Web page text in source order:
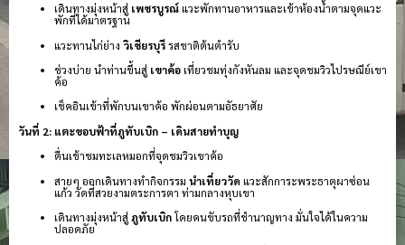
เดินทางมุ่งหน้าสู่ เพชรบูรณ์แวะพักทานอาหารและเข้าห้องน้ำตามจุดแวะ
พักที่ได้มาตรฐาน
แวะทานไก่ย่าง วิเชียรบุรีรสชาติต้นตำรับ
ช่วงบ่าย นำท่านขึ้นสู่ เขาค้อเที่ยวชมทุ่งกังหันลม และจุดชมวิวไปรษณีย์เขา
ค้อ
เช็คอินเข้าที่พักบนเขาค้อ พักผ่อนตามอัธยาศัย
วันที่ 2: แตะขอบฟ้าที่ภูทับเบิก – เดินสายทำบุญ
ตื่นเช้าชมทะเลหมอกที่จุดชมวิวเขาค้อ
สายๆ ออกเดินทางทำกิจกรรม นำเที่ยววัด แวะสักการะพระธาตุผาซ่อน
แก้ว วัดที่สวยงามตระการตา ท่ามกลางหุบเขา
เดินทางมุ่งหน้าสู่ ภูทับเบิกโดยคนขับรถที่ชำนาญทาง มั่นใจได้ในความ
ปลอดภัย